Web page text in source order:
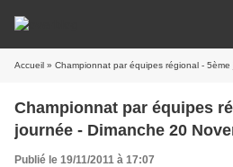
Accueil » Championnat par équipes régional - 5ème
Championnat par équipes
journée - Dimanche 20
Publié le 19/11/2011 à 17:07